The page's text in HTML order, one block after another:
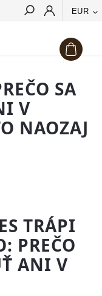
EUR
SA
V
NAOZAJ
TRÁPI
PREČO
ANI V